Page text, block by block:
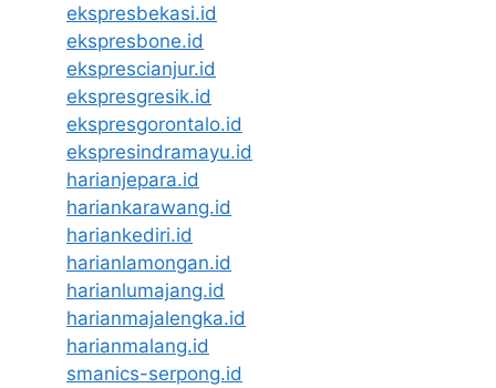
ekspresbekasi.id
ekspresbone.id
eksprescianjur.id
ekspresgresik.id
ekspresgorontalo.id
ekspresindramayu.id
harianjepara.id
hariankarawang.id
hariankediri.id
harianlamongan.id
harianlumajang.id
harianmajalengka.id
harianmalang.id
smanics-serpong.id